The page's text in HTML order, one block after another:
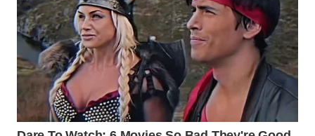
SERDANG
WN
TEBING
TINGGI
WN
PAKPAK